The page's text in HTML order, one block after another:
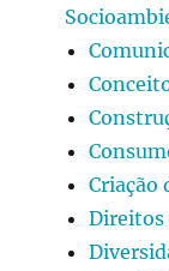
Criação
Direitos